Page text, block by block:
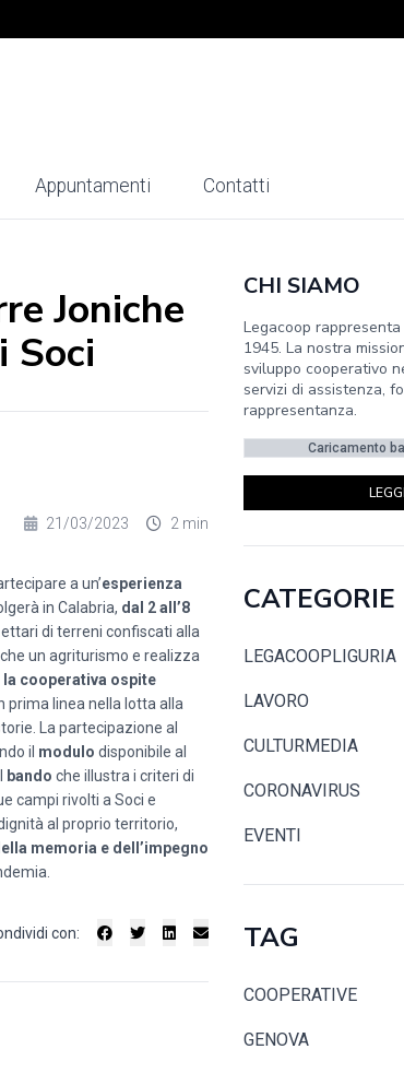
Appuntamenti Contatti
Joniche
Soci
21/03/2023 2 min
a un’esperienza
in Calabria, dal 2 all’8
di terreni confiscati alla
un agriturismo e realizza
cooperativa ospite
prima linea nella lotta alla
La partecipazione al
il modulo disponibile al
bando che illustra i criteri di
campi rivolti a Soci e
al proprio territorio,
memoria e dell’impegno
con:
CHI SIAMO
Legacoop
1945. La nostra
sviluppo cooperativo
servizi di assistenza,
rappresentanza.
Caricamento
CATEGORIE
LEGACOOPLIGURIA
LAVORO
CULTURMEDIA
CORONAVIRUS
EVENTI
TAG
COOPERATIVE
GENOVA